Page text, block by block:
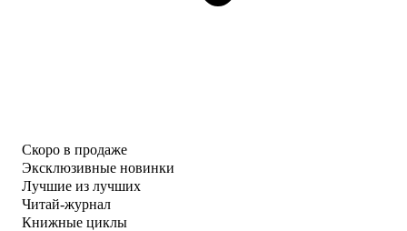
Скоро в продаже
Эксклюзивные новинки
Лучшие из лучших
Читай-журнал
Книжные циклы